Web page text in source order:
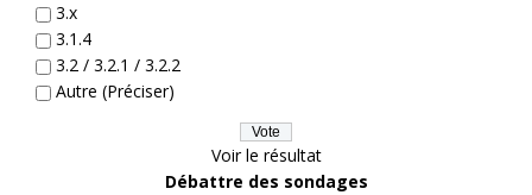
3.x
3.1.4
3.2 / 3.2.1 / 3.2.2
Autre (Préciser)
Voir le résultat
Débattre des sondages